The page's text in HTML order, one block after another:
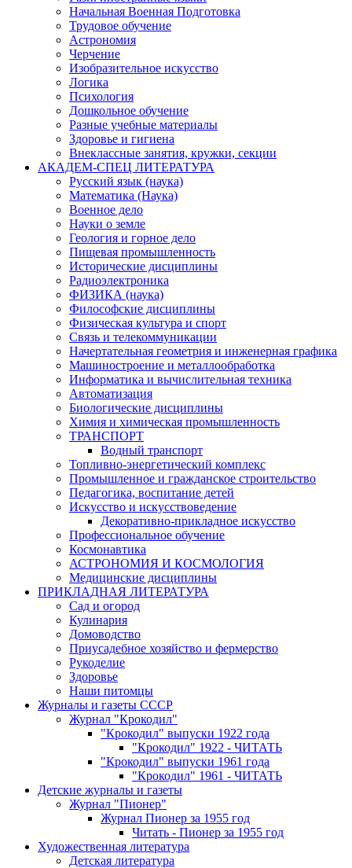
Начальная Военная Подготовка
Трудовое обучение
Астрономия
Черчение
Изобразительное искусство
Логика
Психология
Дошкольное обучение
Разные учебные материалы
Здоровье и гигиена
Внеклассные занятия, кружки, секции
АКАДЕМ-СПЕЦ ЛИТЕРАТУРА
Русский язык (наука)
Математика (Наука)
Военное дело
Науки о земле
Геология и горное дело
Пищевая промышленность
Исторические дисциплины
Радиоэлектроника
ФИЗИКА (наука)
Философские дисциплины
Физическая культура и спорт
Связь и телекоммуникации
Начертательная геометрия и инженерная графика
Машиностроение и металлообработка
Информатика и вычислительная техника
Автоматизация
Биологические дисциплины
Химия и химическая промышленность
ТРАНСПОРТ
Водный транспорт
Топливно-энергетический комплекс
Промышленное и гражданское строительство
Педагогика, воспитание детей
Искусство и искусствоведение
Декоративно-прикладное искусство
Профессиональное обучение
Космонавтика
АСТРОНОМИЯ И КОСМОЛОГИЯ
Медицинские дисциплины
ПРИКЛАДНАЯ ЛИТЕРАТУРА
Сад и огород
Кулинария
Домоводство
Приусадебное хозяйство и фермерство
Рукоделие
Здоровье
Наши питомцы
Журналы и газеты СССР
Журнал "Крокодил"
"Крокодил" выпуски 1922 года
"Крокодил" 1922 - ЧИТАТЬ
"Крокодил" выпуски 1961 года
"Крокодил" 1961 - ЧИТАТЬ
Детские журналы и газеты
Журнал "Пионер"
Журнал Пионер за 1955 год
Читать - Пионер за 1955 год
Художественная литература
Детская литература